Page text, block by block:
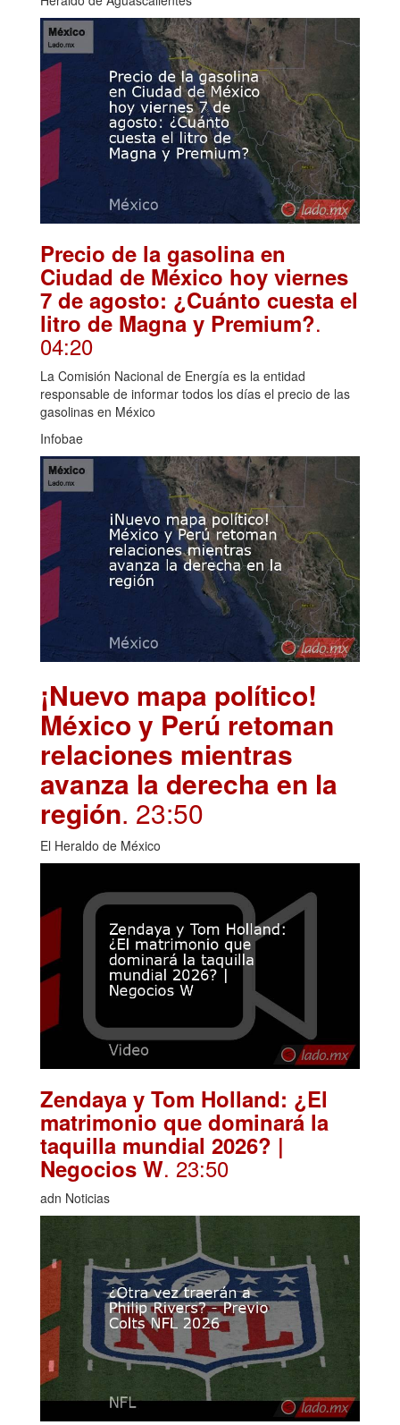
Precio de la gasolina en
Ciudad de México hoy viernes
7 de agosto: ¿Cuánto cuesta el
litro de Magna y Premium?.
04:20
La Comisión Nacional de Energía es la entidad
responsable de informar todos los días el precio de las
gasolinas en México
Infobae
¡Nuevo mapa político!
México y Perú retoman
relaciones mientras
avanza la derecha en la
región. 23:50
El Heraldo de México
Zendaya y Tom Holland: ¿El
matrimonio que dominará la
taquilla mundial 2026? |
Negocios W. 23:50
adn Noticias